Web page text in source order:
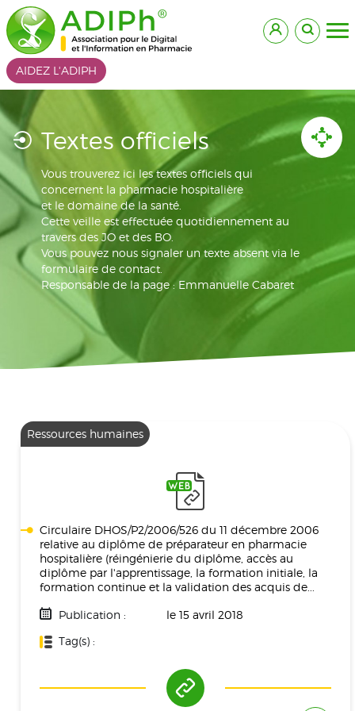
AIDEZ L'ADIPH
Textes officiels
Vous trouverez ici les textes officiels qui
concernent la pharmacie hospitalière
et le domaine de la santé.
Cette veille est effectuée quotidiennement au
travers des JO et des BO.
Vous pouvez nous signaler un texte absent via le
formulaire de contact.
Responsable de la page : Emmanuelle Cabaret
Ressources humaines
Circulaire DHOS/P2/2006/526 du 11 décembre 2006
relative au diplôme de préparateur en pharmacie
hospitalière (réingénierie du diplôme, accès au
diplôme par l'apprentissage, la formation initiale, la
formation continue et la validation des acquis de...
Publication :
le 15 avril 2018
Tag(s) :